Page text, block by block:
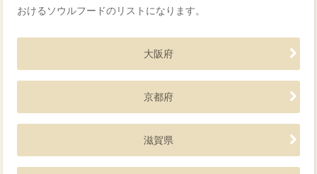
おけるソウルフードのリストになります。
大阪府
京都府
滋賀県